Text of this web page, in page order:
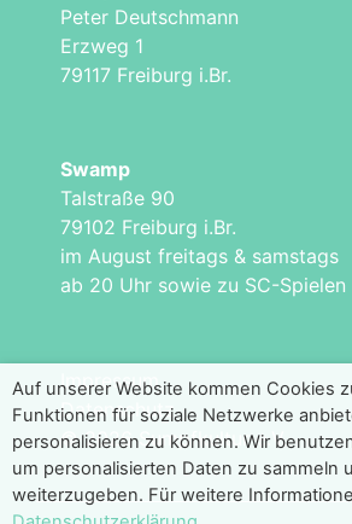
Peter Deutschmann
Erzweg 1
79117 Freiburg i.Br.
Swamp
Talstraße 90
79102 Freiburg i.Br.
im August freitags & samstags
ab 20 Uhr sowie zu SC-
Impressum
Datenschutz
© 2026 Sumpfkultur e.V.
Auf unserer Website kommen Cookies
Funktionen für soziale Netzwerke
personalisieren zu können. Wir
um personalisierten Daten zu sammeln
weiterzugeben. Für weitere